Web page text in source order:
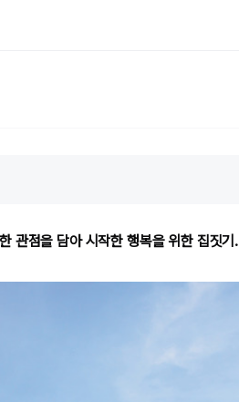
관점을 담아 시작한 행복을 위한 집짓기.